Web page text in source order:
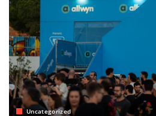
Uncategorized